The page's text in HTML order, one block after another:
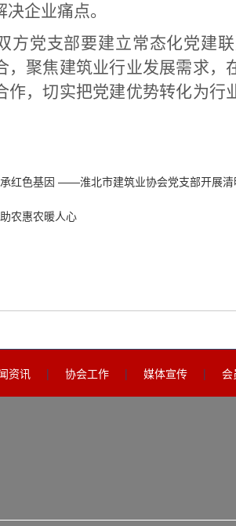
企业痛点。
方党支部要建立常态化党建
，聚焦建筑业行业发展需求
作，切实把党建优势转化为
红色基因 ——淮北市建筑业协会党支部开展
农惠农暖人心
资讯 | 协会工作 | 媒体宣传 | 会